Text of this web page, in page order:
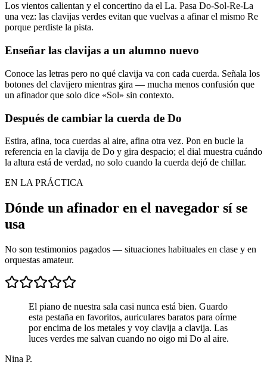
Los vientos calientan y el concertino da el La. Pasa Do-Sol-Re-La
una vez: las clavijas verdes evitan que vuelvas a afinar el mismo Re
porque perdiste la pista.
Enseñar las clavijas a un alumno nuevo
Conoce las letras pero no qué clavija va con cada cuerda. Señala los
botones del clavijero mientras gira — mucha menos confusión que
un afinador que solo dice «Sol» sin contexto.
Después de cambiar la cuerda de Do
Estira, afina, toca cuerdas al aire, afina otra vez. Pon en bucle la
referencia en la clavija de Do y gira despacio; el dial muestra cuándo
la altura está de verdad, no solo cuando la cuerda dejó de chillar.
EN LA PRÁCTICA
Dónde un afinador en el navegador sí se
usa
No son testimonios pagados — situaciones habituales en clase y en
orquestas amateur.
El piano de nuestra sala casi nunca está bien. Guardo
esta pestaña en favoritos, auriculares baratos para oírme
por encima de los metales y voy clavija a clavija. Las
luces verdes me salvan cuando no oigo mi Do al aire.
Nina P.